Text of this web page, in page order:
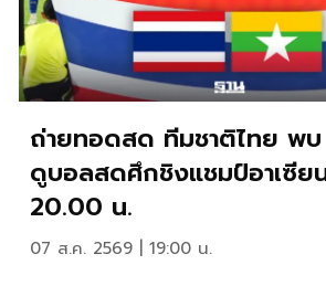
ถ่ายทอดสด ทีมชาติไทย พบ
ดูบอลสดศึกชิงแชมป์อาเซีย
20.00 น.
07 ส.ค. 2569 | 19:00 น.